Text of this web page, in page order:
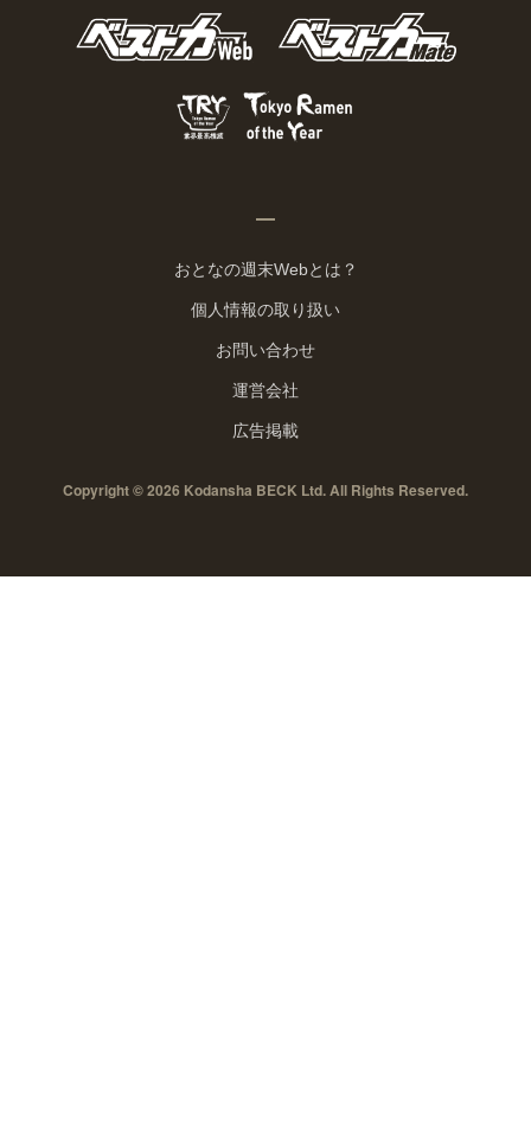
おとなの週末Webとは？
個人情報の取り扱い
お問い合わせ
運営会社
広告掲載
Copyright © 2026 Kodansha BECK Ltd. All Rights Reserved.